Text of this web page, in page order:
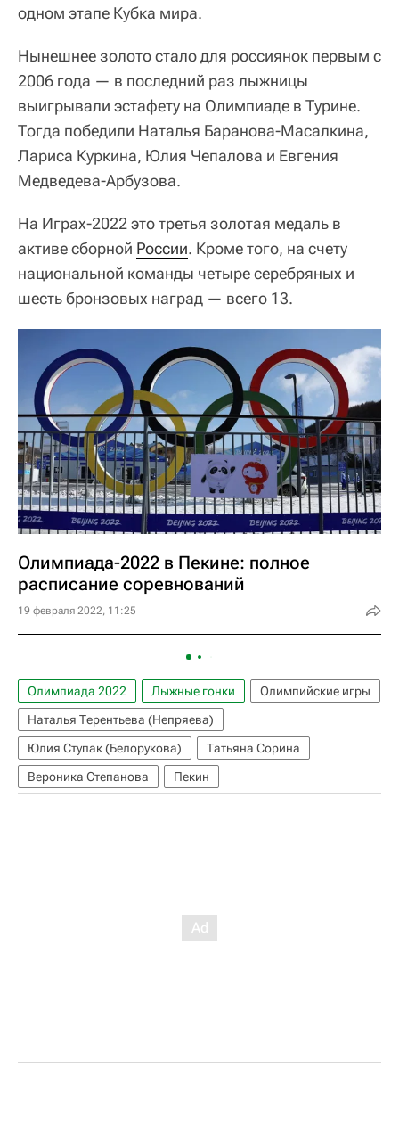
одном этапе Кубка мира.
Нынешнее золото стало для россиянок первым с
2006 года — в последний раз лыжницы
выигрывали эстафету на Олимпиаде в Турине.
Тогда победили Наталья Баранова-Масалкина,
Лариса Куркина, Юлия Чепалова и Евгения
Медведева-Арбузова.
На Играх-2022 это третья золотая медаль в
активе сборной России. Кроме того, на счету
национальной команды четыре серебряных и
шесть бронзовых наград — всего 13.
Олимпиада-2022 в Пекине: полное
расписание соревнований
19 февраля 2022, 11:25
Олимпиада 2022 Лыжные гонки
Олимпийские игры
Наталья Терентьева (Непряева)
Юлия Ступак (Белорукова)
Татьяна Сорина
Вероника Степанова
Пекин